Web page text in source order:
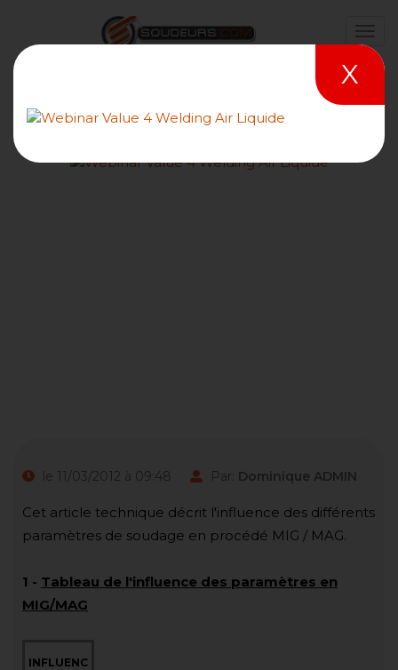
le 11/03/2012 à 09:48 Par: Dominique ADMIN
Cet article technique décrit l'influence des différents
paramètres de soudage en procédé MIG / MAG.
1 - Tableau de l'influence des paramètres en
MIG/MAG
INFLUENC
X